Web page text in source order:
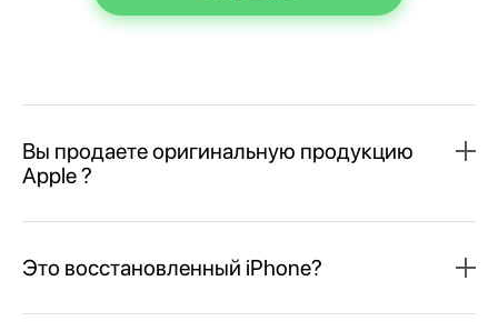
Вы продаете оригинальную продукцию
Apple ?
Это восстановленный iPhone?